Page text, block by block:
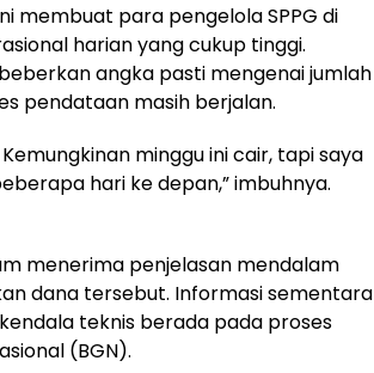
membuat para pengelola SPPG di
harian yang cukup tinggi.
angka pasti mengenai jumlah
pendataan masih berjalan.
minggu ini cair, tapi saya
hari ke depan,” imbuhnya.
menerima penjelasan mendalam
dana tersebut. Informasi sementara
teknis berada pada proses
(BGN).